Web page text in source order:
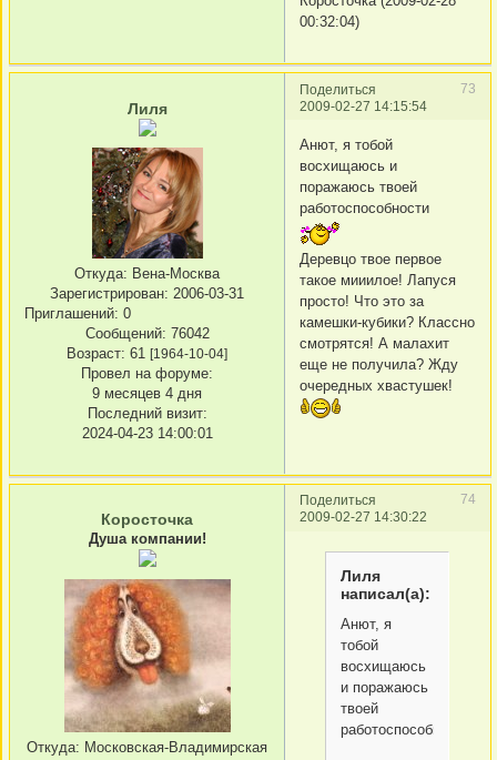
00:32:04)
Поделиться
73
2009-02-27 14:15:54
Лиля
Откуда: Вена-Москва
Зарегистрирован: 2006-03-31
Приглашений: 0
Сообщений: 76042
Возраст: 61 [1964-10-04]
Провел на форуме:
9 месяцев 4 дня
Последний визит:
2024-04-23 14:00:01
Анют, я тобой
восхищаюсь и
поражаюсь твоей
работоспособности
Деревцо твое первое
такое мииилое! Лапуся
просто! Что это за
камешки-кубики? Классно
смотрятся! А малахит
еще не получила? Жду
очередных хвастушек!
Поделиться
74
2009-02-27 14:30:22
Коросточка
Душа компании!
Откуда: Московская-Владимирская
Лиля
написал(а):
Анют, я
тобой
восхищаюсь
и поражаюсь
твоей
работоспособности